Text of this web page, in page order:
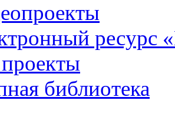
ресурс
библиотека